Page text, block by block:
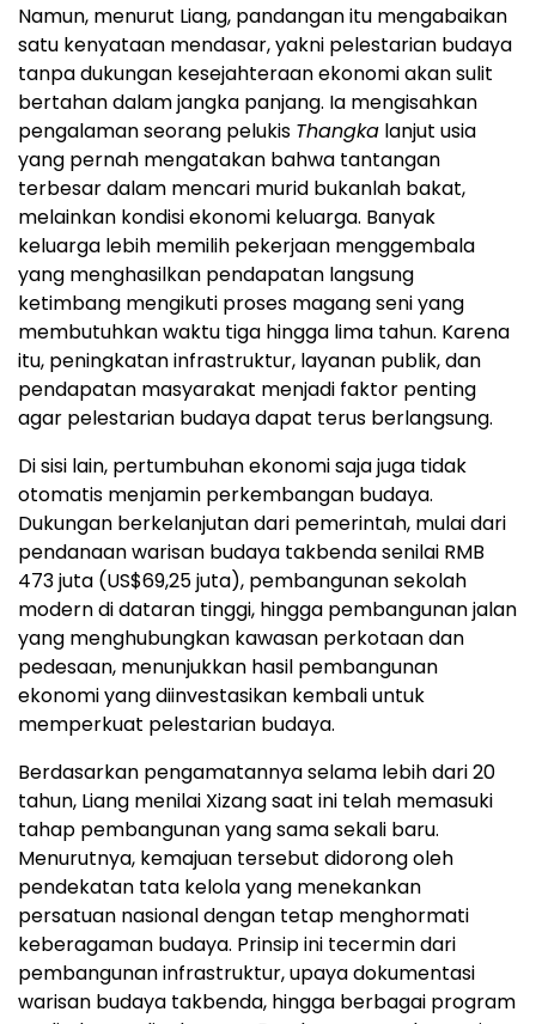
Namun, menurut Liang, pandangan itu mengabaikan
satu kenyataan mendasar, yakni pelestarian budaya
tanpa dukungan kesejahteraan ekonomi akan sulit
bertahan dalam jangka panjang. Ia mengisahkan
pengalaman seorang pelukis Thangka lanjut usia
yang pernah mengatakan bahwa tantangan
terbesar dalam mencari murid bukanlah bakat,
melainkan kondisi ekonomi keluarga. Banyak
keluarga lebih memilih pekerjaan menggembala
yang menghasilkan pendapatan langsung
ketimbang mengikuti proses magang seni yang
membutuhkan waktu tiga hingga lima tahun. Karena
itu, peningkatan infrastruktur, layanan publik, dan
pendapatan masyarakat menjadi faktor penting
agar pelestarian budaya dapat terus berlangsung.
Di sisi lain, pertumbuhan ekonomi saja juga tidak
otomatis menjamin perkembangan budaya.
Dukungan berkelanjutan dari pemerintah, mulai dari
pendanaan warisan budaya takbenda senilai RMB
473 juta (US$69,25 juta), pembangunan sekolah
modern di dataran tinggi, hingga pembangunan jalan
yang menghubungkan kawasan perkotaan dan
pedesaan, menunjukkan hasil pembangunan
ekonomi yang diinvestasikan kembali untuk
memperkuat pelestarian budaya.
Berdasarkan pengamatannya selama lebih dari 20
tahun, Liang menilai Xizang saat ini telah memasuki
tahap pembangunan yang sama sekali baru.
Menurutnya, kemajuan tersebut didorong oleh
pendekatan tata kelola yang menekankan
persatuan nasional dengan tetap menghormati
keberagaman budaya. Prinsip ini tecermin dari
pembangunan infrastruktur, upaya dokumentasi
warisan budaya takbenda, hingga berbagai program